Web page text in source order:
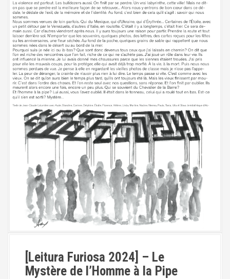
[Leitura Furiosa 2024] – Le
Mystère de l’Homme à la Pipe